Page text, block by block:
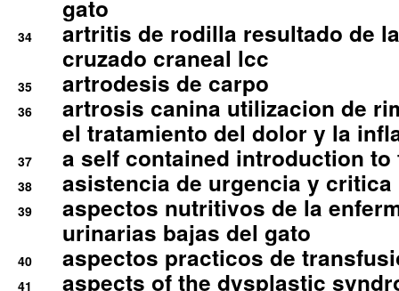
gato
34
artritis de rodilla resultado de
cruzado craneal lcc
35 artrodesis de carpo
36
artrosis canina utilizacion de
el tratamiento del dolor y la
37 a self contained introduction
38 asistencia de urgencia y
39
aspectos nutritivos de la
urinarias bajas del gato
40 aspectos practicos de
41
aspects of the dysplastic